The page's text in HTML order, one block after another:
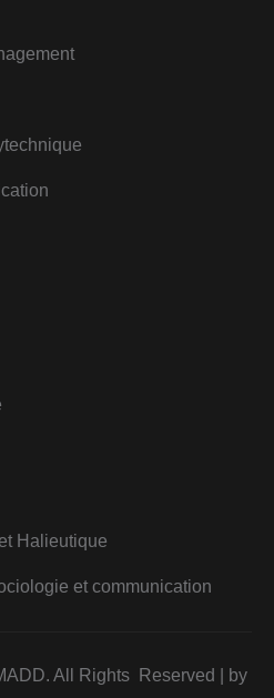
Halieutique
et communication
All Rights Reserved | by